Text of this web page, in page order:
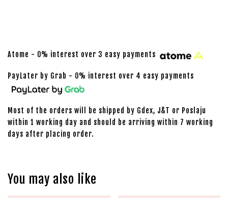
Atome - 0% interest over 3 easy payments
PayLater by Grab - 0% interest over 4 easy payments
Most of the orders will be shipped by Gdex, J&T or Poslaju
within 1 working day and should be arriving within 7 working
days after placing order.
You may also like